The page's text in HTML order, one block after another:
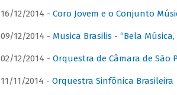
16/12/2014 - Coro Jovem e o Conjunto
09/12/2014 - Musica Brasilis - “Bela Música,
02/12/2014 - Orquestra de Câmara de São
11/11/2014 - Orquestra Sinfônica Brasileira